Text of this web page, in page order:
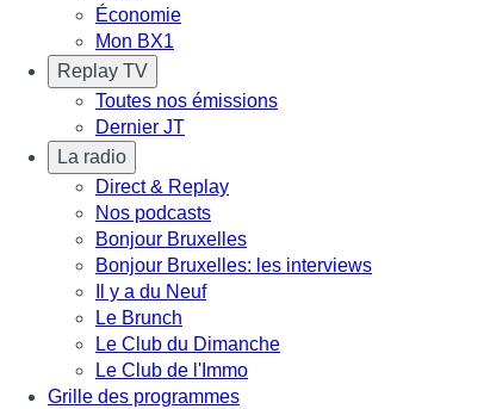
Économie
Mon BX1
Replay TV
Toutes nos émissions
Dernier JT
La radio
Direct & Replay
Nos podcasts
Bonjour Bruxelles
Bonjour Bruxelles: les interviews
Il y a du Neuf
Le Brunch
Le Club du Dimanche
Le Club de l'Immo
Grille des programmes